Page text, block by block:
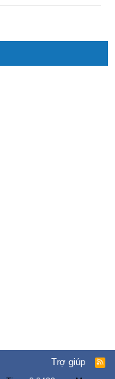
Trợ giúp
R